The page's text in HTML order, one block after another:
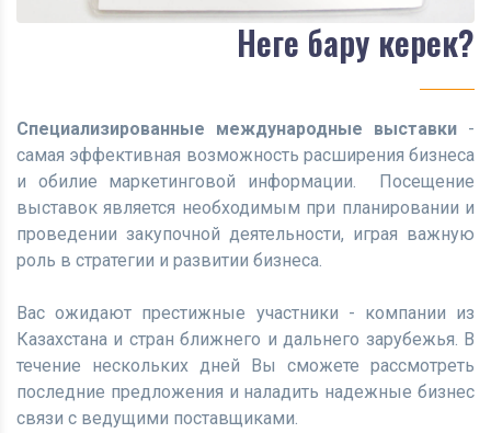
Неге бару керек?
Специализированные международные выставки -
самая эффективная возможность расширения бизнеса
и обилие маркетинговой информации. Посещение
выставок является необходимым при планировании и
проведении закупочной деятельности, играя важную
роль в стратегии и развитии бизнеса.
Вас ожидают престижные участники - компании из
Казахстана и стран ближнего и дальнего зарубежья. В
течение нескольких дней Вы сможете рассмотреть
последние предложения и наладить надежные бизнес
связи с ведущими поставщиками.